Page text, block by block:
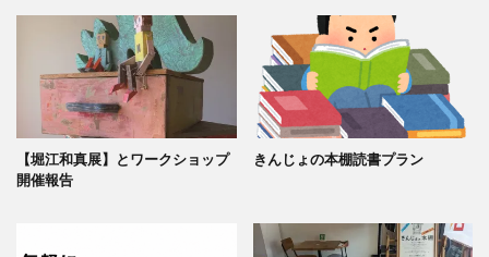
【堀江和真展】とワークショップ
開催報告
きんじょの本棚読書プラン